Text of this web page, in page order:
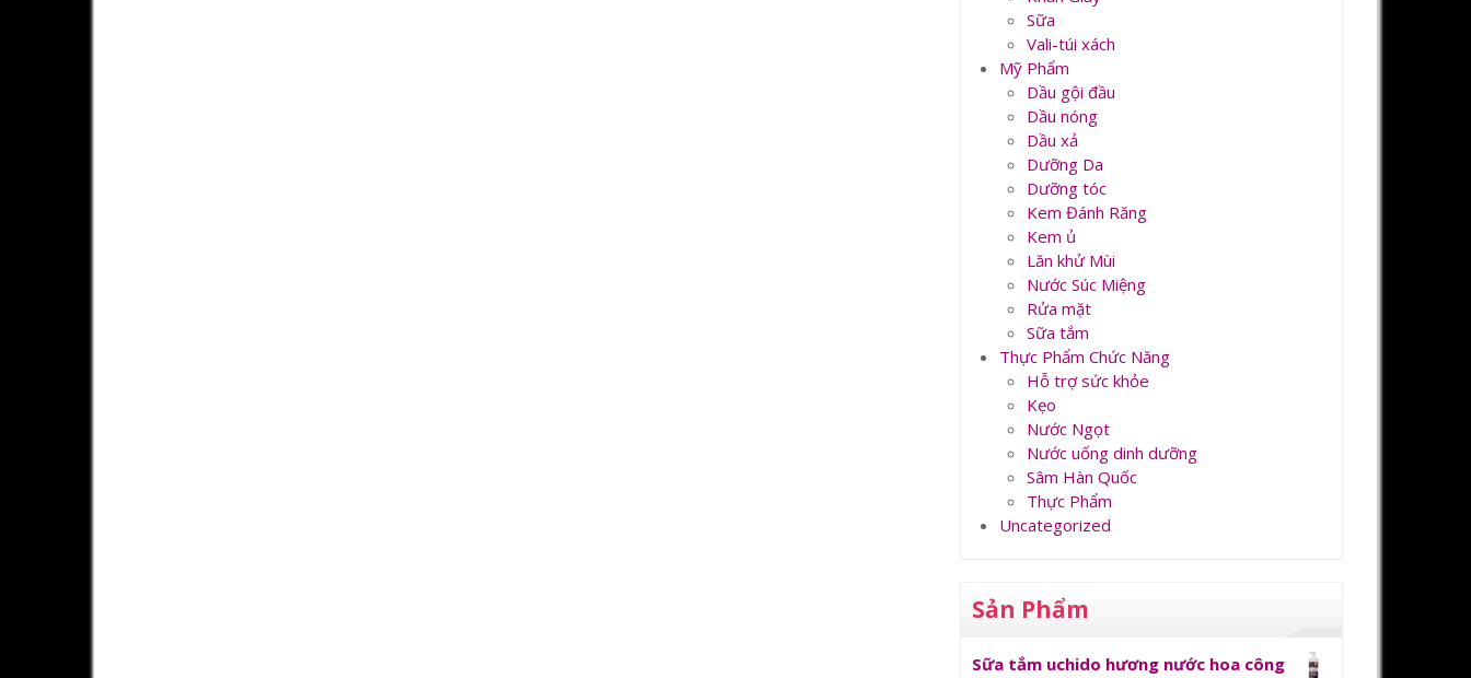
Sữa
Vali-túi xách
Mỹ Phẩm
Dầu gội đầu
Dầu nóng
Dầu xả
Dưỡng Da
Dưỡng tóc
Kem Đánh Răng
Kem ủ
Lăn khử Mùi
Nước Súc Miệng
Rửa mặt
Sữa tắm
Thực Phẩm Chức Năng
Hỗ trợ sức khỏe
Kẹo
Nước Ngọt
Nước uống dinh dưỡng
Sâm Hàn Quốc
Thực Phẩm
Uncategorized
Sản Phẩm
Sữa tắm uchido hương nước hoa công